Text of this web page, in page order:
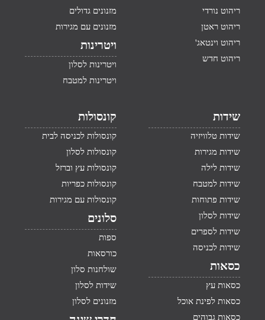
ריהוט נורדי
ריהוט ראטן
ריהוט וינטאג'
ריהוט חדש
מזנונים גדולים
מזנונים עם מגירות
ויטרינות
ויטרינות לסלון
ויטרינות למטבח
שידות
שידות טלוויזיה
שידות מגירות
שידות לילה
שידות למטבח
שידות פתוחות
שידות לסלון
שידות לספרים
שידות לכניסה
כסאות
כסאות עץ
כסאות לפינת אוכל
כסאות גבוהים
קונסולות
קונסולות לכניסה לבית
קונסולות לסלון
קונסולות עץ וברזל
קונסולות כפריות
קונסולות עם מגירות
סלונים
ספות
כורסאות
שולחנות סלון
שידות לסלון
מזנונים לסלון